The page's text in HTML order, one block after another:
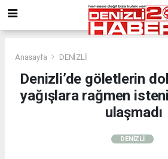
Anasayfa DENİZLİ
Denizli’de göletlerin
yağışlara rağmen
ulaşmadı
DENİZLİ